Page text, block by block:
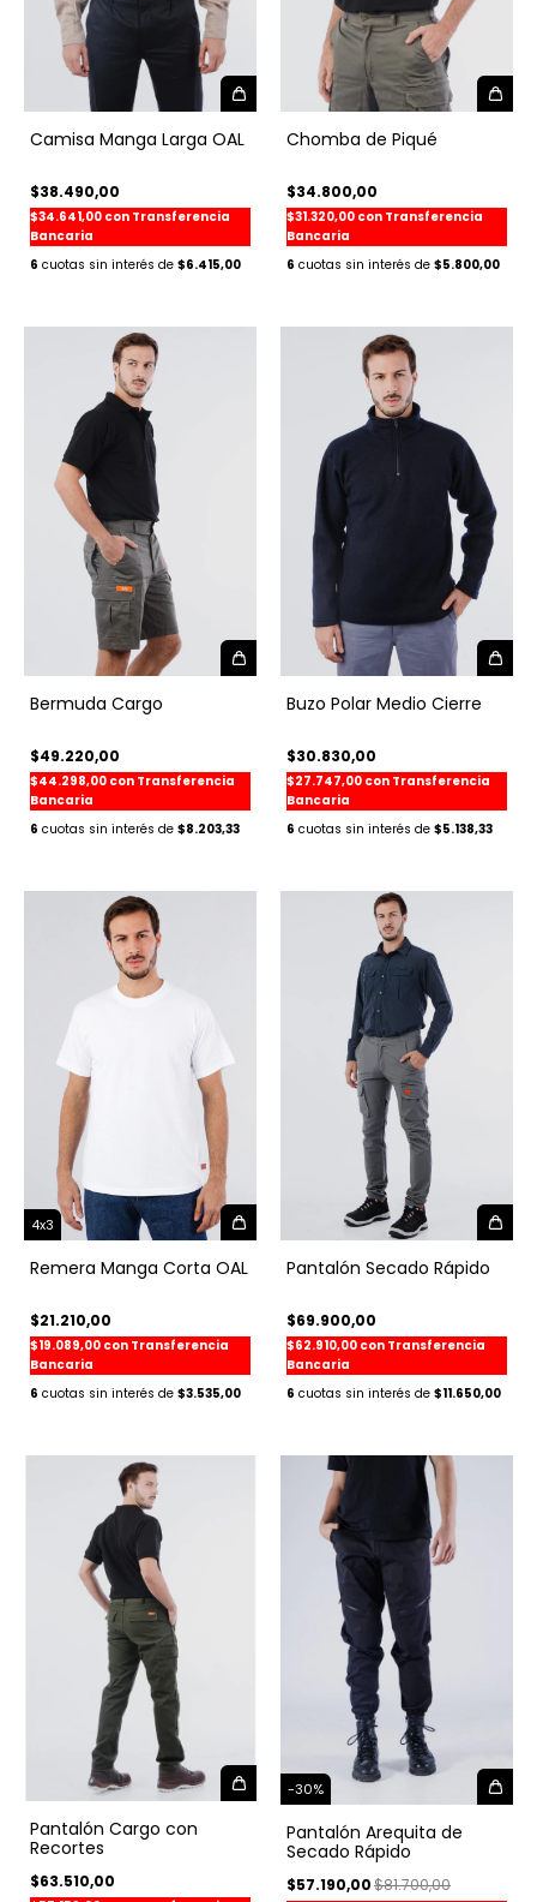
Camisa Manga Larga OAL
$38.490,00
$34.641,00 con Transferencia
Bancaria
6
$6.415,00
Chomba de Piqué
$34.800,00
$31.320,00 con Transferencia
Bancaria
6
$5.800,00
Bermuda Cargo
$49.220,00
$44.298,00 con Transferencia
Bancaria
6
$8.203,33
Buzo Polar Medio Cierre
$30.830,00
$27.747,00 con Transferencia
Bancaria
6
$5.138,33
4x3
Remera Manga Corta OAL
$21.210,00
$19.089,00 con Transferencia
Bancaria
6
$3.535,00
Pantalón Secado Rápido
$69.900,00
$62.910,00 con Transferencia
Bancaria
6
$11.650,00
Pantalón Cargo con
Recortes
$63.510,00
-30%
Pantalón Arequita de
Secado Rápido
$57.190,00$81.700,00